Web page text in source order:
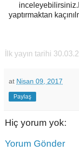
yaptırmaktan
İlk yayın tarihi
at Nisan 09, 2017
Paylaş
Hiç yorum yok:
Yorum Gönder